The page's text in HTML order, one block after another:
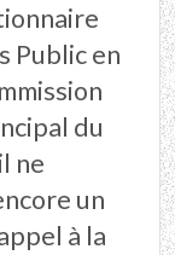
Public en
du
ne
un
à la